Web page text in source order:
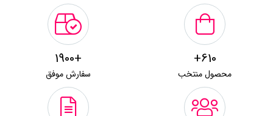
610+
محصول منتخب
+1900
سفارش موفق